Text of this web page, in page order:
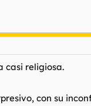
casi religiosa.
con su